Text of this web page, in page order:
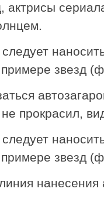
актрисы
прокрасил,
нанесения